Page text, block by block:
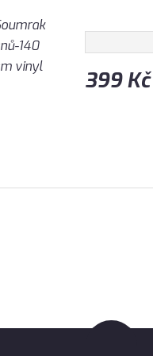
399 Kč